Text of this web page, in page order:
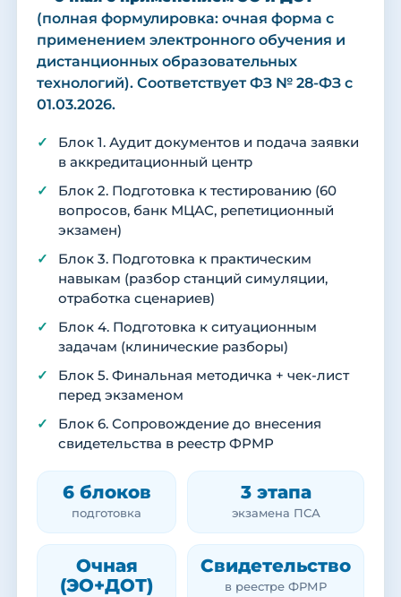
(полная формулировка: очная форма с
применением электронного обучения и
дистанционных образовательных
технологий). Соответствует ФЗ № 28-ФЗ с
01.03.2026.
Блок 1. Аудит документов и подача заявки
в аккредитационный центр
Блок 2. Подготовка к тестированию (60
вопросов, банк МЦАС, репетиционный
экзамен)
Блок 3. Подготовка к практическим
навыкам (разбор станций симуляции,
отработка сценариев)
Блок 4. Подготовка к ситуационным
задачам (клинические разборы)
Блок 5. Финальная методичка + чек-лист
перед экзаменом
Блок 6. Сопровождение до внесения
свидетельства в реестр ФРМР
6 блоков
подготовка
3 этапа
экзамена ПСА
Очная
(ЭО+ДОТ)
Свидетельство
в реестре ФРМР